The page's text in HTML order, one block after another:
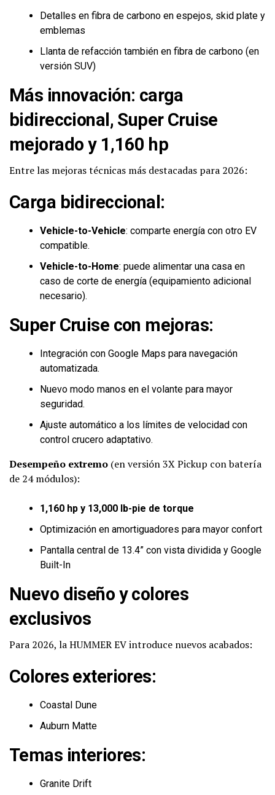
Detalles en fibra de carbono en espejos, skid plate y
emblemas
Llanta de refacción también en fibra de carbono (en
versión SUV)
Más innovación: carga
bidireccional, Super Cruise
mejorado y 1,160 hp
Entre las mejoras técnicas más destacadas para 2026:
Carga bidireccional :
Vehicle-to-Vehicle: comparte energía con otro EV
compatible.
Vehicle-to-Home: puede alimentar una casa en
caso de corte de energía (equipamiento adicional
necesario).
Super Cruise con mejoras:
Integración con Google Maps para navegación
automatizada.
Nuevo modo manos en el volante para mayor
seguridad.
Ajuste automático a los límites de velocidad con
control crucero adaptativo.
Desempeño extremo (en versión 3X Pickup con batería
de 24 módulos):
1,160 hp y 13,000 lb-pie de torque
Optimización en amortiguadores para mayor confort
Pantalla central de 13.4” con vista dividida y Google
Built-In
Nuevo diseño y colores
exclusivos
Para 2026, la HUMMER EV introduce nuevos acabados:
Colores exteriores:
Coastal Dune
Auburn Matte
Temas interiores:
Granite Drift